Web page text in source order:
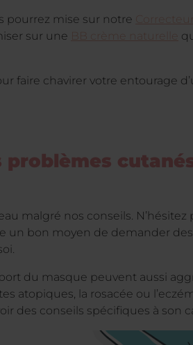
pourrez mise sur notre
sur une BB crème naturelle
faire chavirer votre entourage
malgré nos conseils. N’hésitez
un bon moyen de demander
du masque peuvent aussi
atopiques, la rosacée ou
des conseils spécifiques à son